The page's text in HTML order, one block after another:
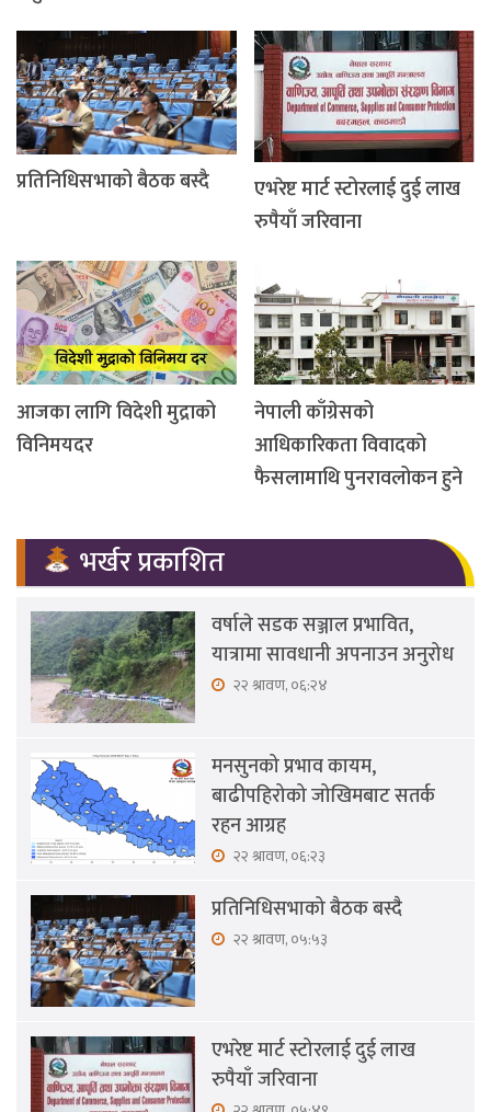
प्रतिनिधिसभाको बैठक बस्दै
एभरेष्ट मार्ट स्टोरलाई दुई लाख
रुपैयाँ जरिवाना
आजका लागि विदेशी मुद्राको
विनिमयदर
नेपाली काँग्रेसको
आधिकारिकता विवादको
फैसलामाथि पुनरावलोकन हुने
भर्खर प्रकाशित
वर्षाले सडक सञ्जाल प्रभावित,
यात्रामा सावधानी अपनाउन अनुरोध
२२ श्रावण, ०६:२४
मनसुनको प्रभाव कायम,
बाढीपहिरोको जोखिमबाट सतर्क
रहन आग्रह
२२ श्रावण, ०६:२३
प्रतिनिधिसभाको बैठक बस्दै
२२ श्रावण, ०५:५३
एभरेष्ट मार्ट स्टोरलाई दुई लाख
रुपैयाँ जरिवाना